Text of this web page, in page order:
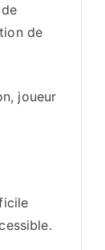
de
joueur